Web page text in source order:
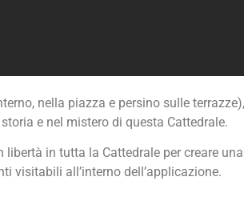
nella piazza e persino sulle
e nel mistero di questa Cattedrale.
in tutta la Cattedrale per creare
visitabili all’interno dell’applicazione.